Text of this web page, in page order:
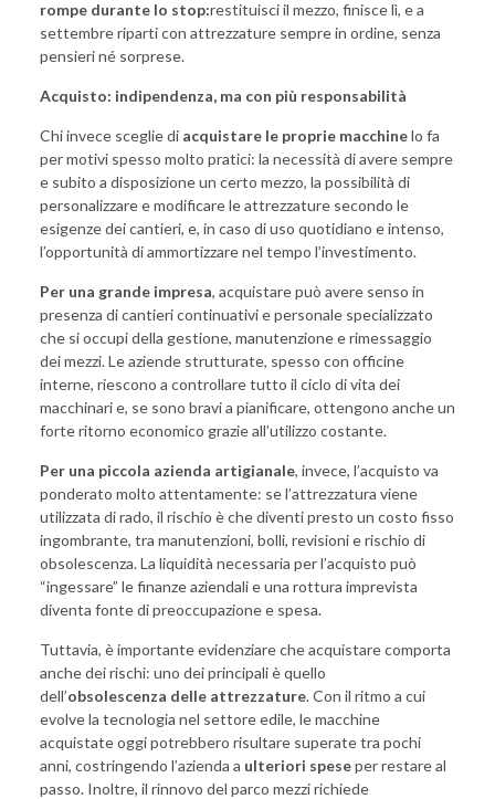
rompe durante lo stop:restituisci il mezzo, finisce lì, e a
settembre riparti con attrezzature sempre in ordine, senza
pensieri né sorprese.
Acquisto: indipendenza, ma con più responsabilità
Chi invece sceglie di acquistare le proprie macchinelo fa
per motivi spesso molto pratici: la necessità di avere sempre
e subito a disposizione un certo mezzo, la possibilità di
personalizzare e modificare le attrezzature secondo le
esigenze dei cantieri, e, in caso di uso quotidiano e intenso,
l’opportunità di ammortizzare nel tempo l’investimento.
Per una grande impresa, acquistare può avere senso in
presenza di cantieri continuativi e personale specializzato
che si occupi della gestione, manutenzione e rimessaggio
dei mezzi. Le aziende strutturate, spesso con officine
interne, riescono a controllare tutto il ciclo di vita dei
macchinari e, se sono bravi a pianificare, ottengono anche un
forte ritorno economico grazie all’utilizzo costante.
Per una piccola azienda artigianale, invece, l’acquisto va
ponderato molto attentamente: se l’attrezzatura viene
utilizzata di rado, il rischio è che diventi presto un costo fisso
ingombrante, tra manutenzioni, bolli, revisioni e rischio di
obsolescenza. La liquidità necessaria per l’acquisto può
“ingessare” le finanze aziendali e una rottura imprevista
diventa fonte di preoccupazione e spesa.
Tuttavia, è importante evidenziare che acquistare comporta
anche dei rischi: uno dei principali è quello
dell’obsolescenza delle attrezzature. Con il ritmo a cui
evolve la tecnologia nel settore edile, le macchine
acquistate oggi potrebbero risultare superate tra pochi
anni, costringendo l’azienda a ulteriori speseper restare al
passo. Inoltre, il rinnovo del parco mezzi richiede